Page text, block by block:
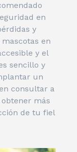
en
y
en
y el
sencillo y
un
consultar a
más
de tu fiel